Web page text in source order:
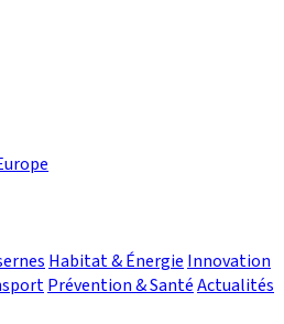
Habitat & ÉnergieInnovation
Prévention & SantéActualités